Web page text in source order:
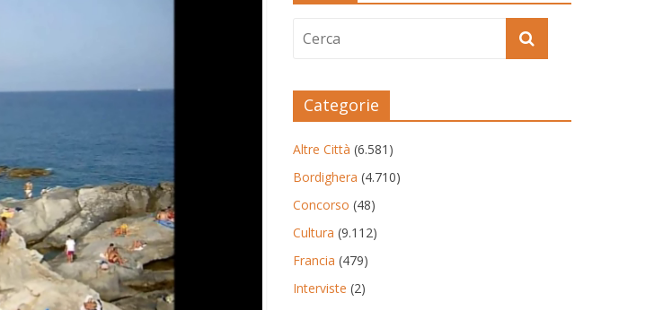
Categorie
Altre Città (6.581)
Bordighera (4.710)
Concorso (48)
Cultura (9.112)
Francia (479)
Interviste (2)